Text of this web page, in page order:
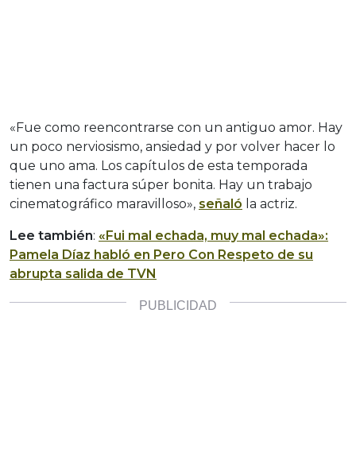
«Fue como reencontrarse con un antiguo amor. Hay
un poco nerviosismo, ansiedad y por volver hacer lo
que uno ama. Los capítulos de esta temporada
tienen una factura súper bonita. Hay un trabajo
cinematográfico maravilloso», señaló la actriz.
Lee también: «Fui mal echada, muy mal echada»:
Pamela Díaz habló en Pero Con Respeto de su
abrupta salida de TVN